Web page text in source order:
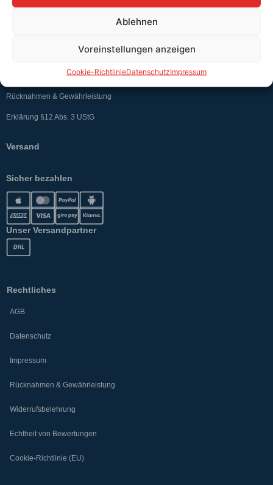
Ablehnen
Voreinstellungen anzeigen
Cookie-RichtlinieDatenschutzImpressum
Widerrufsbelehrung
Rücknahmen & Gewährleistung
Erklärung §12 Abs. 3 UStG
Versand
Sicher bezahlen
Unser Versandpartner
Rechtliches
AGB
Datenschutz
Impressum
Rücknahmen & Gewährleistung
Widerrufsbelehrung
Echtheit von Bewertungen
Cookie-Richtlinie (EU)